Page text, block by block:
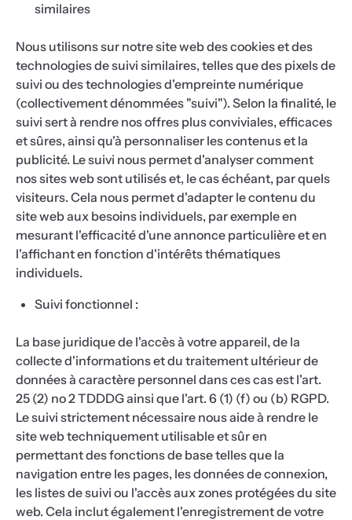
similaires
Nous utilisons sur notre site web des cookies et des
technologies de suivi similaires, telles que des pixels de
suivi ou des technologies d'empreinte numérique
(collectivement dénommées "suivi"). Selon la finalité, le
suivi sert à rendre nos offres plus conviviales, efficaces
et sûres, ainsi qu'à personnaliser les contenus et la
publicité. Le suivi nous permet d'analyser comment
nos sites web sont utilisés et, le cas échéant, par quels
visiteurs. Cela nous permet d'adapter le contenu du
site web aux besoins individuels, par exemple en
mesurant l'efficacité d'une annonce particulière et en
l'affichant en fonction d'intérêts thématiques
individuels.
Suivi fonctionnel :
La base juridique de l'accès à votre appareil, de la
collecte d'informations et du traitement ultérieur de
données à caractère personnel dans ces cas est l'art.
25 (2) no 2 TDDDG ainsi que l'art. 6 (1) (f) ou (b) RGPD.
Le suivi strictement nécessaire nous aide à rendre le
site web techniquement utilisable et sûr en
permettant des fonctions de base telles que la
navigation entre les pages, les données de connexion,
les listes de suivi ou l'accès aux zones protégées du site
web. Cela inclut également l'enregistrement de votre